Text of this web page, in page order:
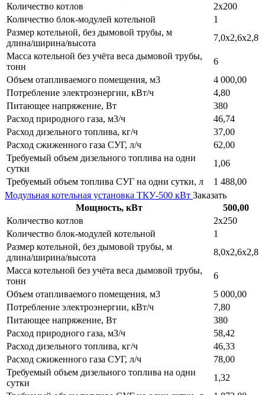
Количество котлов
2х200
Количество блок-модулей котельной
1
Размер котельной, без дымовой трубы, м
длина/ширина/высота
7,0х2,6х2,8
Масса котельной без учёта веса дымовой трубы,
тонн
6
Объем отапливаемого помещения, м3
4 000,00
Потребление электроэнергии, кВт/ч
4,80
Питающее напряжение, Вт
380
Расход природного газа, м3/ч
46,74
Расход дизельного топлива, кг/ч
37,00
Расход сжиженного газа СУГ, л/ч
62,00
Требуемый объем дизельного топлива на одни
сутки
1,06
Требуемый объем топлива СУГ на одни сутки, л
1 488,00
Модульная котельная установка ТКУ-500 кВт Заказать
Мощность, кВт
500,00
Количество котлов
2х250
Количество блок-модулей котельной
1
Размер котельной, без дымовой трубы, м
длина/ширина/высота
8,0х2,6х2,8
Масса котельной без учёта веса дымовой трубы,
тонн
6
Объем отапливаемого помещения, м3
5 000,00
Потребление электроэнергии, кВт/ч
7,80
Питающее напряжение, Вт
380
Расход природного газа, м3/ч
58,42
Расход дизельного топлива, кг/ч
46,33
Расход сжиженного газа СУГ, л/ч
78,00
Требуемый объем дизельного топлива на одни
сутки
1,32